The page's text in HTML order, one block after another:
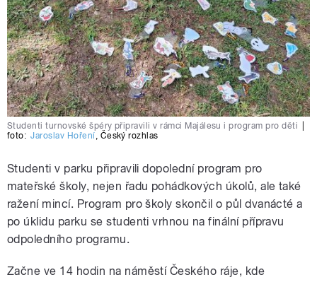
Studenti turnovské špéry připravili v rámci Majálesu i program pro děti
foto: Jaroslav Hoření, Český rozhlas
Studenti v parku připravili dopolední program pro
mateřské školy, nejen řadu pohádkových úkolů, ale také
ražení mincí. Program pro školy skončil o půl dvanácté a
po úklidu parku se studenti vrhnou na finální přípravu
odpoledního programu.
Začne ve 14 hodin na náměstí Českého ráje, kde